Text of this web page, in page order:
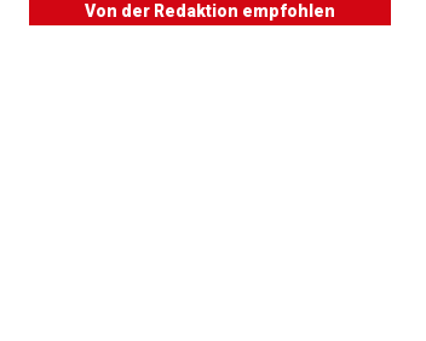
Von der Redaktion empfohlen